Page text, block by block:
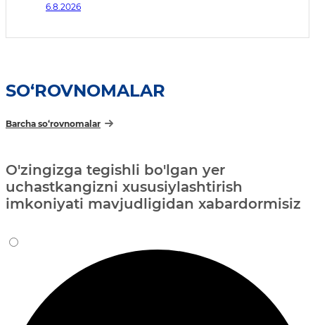
tadbirlari to‘g‘risida
6.8.2026
SO‘ROVNOMALAR
Barcha so‘rovnomalar
O'zingizga tegishli bo'lgan yer
uchastkangizni xususiylashtirish
imkoniyati mavjudligidan xabardormisiz